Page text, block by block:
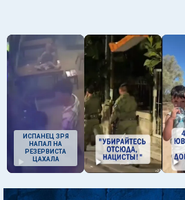
ИСПАНЕЦ ЗРЯ
НАПАЛ НА
РЕЗЕРВИСТА
ЦАХАЛА